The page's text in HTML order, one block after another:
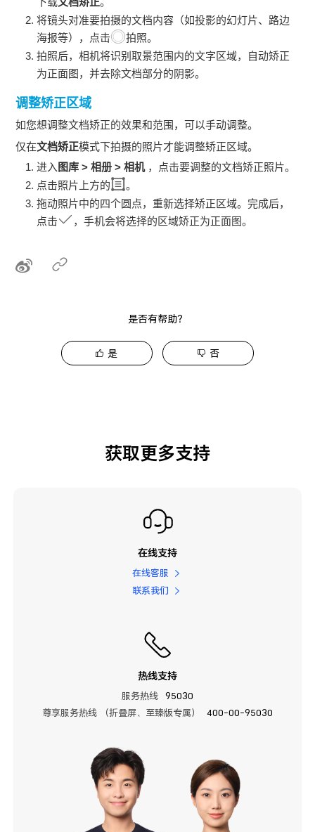
将镜头对准要拍摄的文档内容（如投影的幻灯片、路边
海报等），点击
拍照。
拍照后，相机将识别取景范围内的文字区域，自动矫正
为正面图，并去除文档部分的阴影。
调整矫正区域
如您想调整文档矫正的效果和范围，可以手动调整。
仅在文档矫正模式下拍摄的照片才能调整矫正区域。
进入 图库 >相册 >相机 ，点击要调整的文档矫正照片。
点击照片上方的
。
拖动照片中的四个圆点，重新选择矫正区域。完成后，
点击
，手机会将选择的区域矫正为正面图。
是否有帮助？
是 否
获取更多支持
在线支持
在线客服
联系我们
热线支持
服务热线
95030
尊享服务热线 （折叠屏、至臻版专属）
400-00-95030